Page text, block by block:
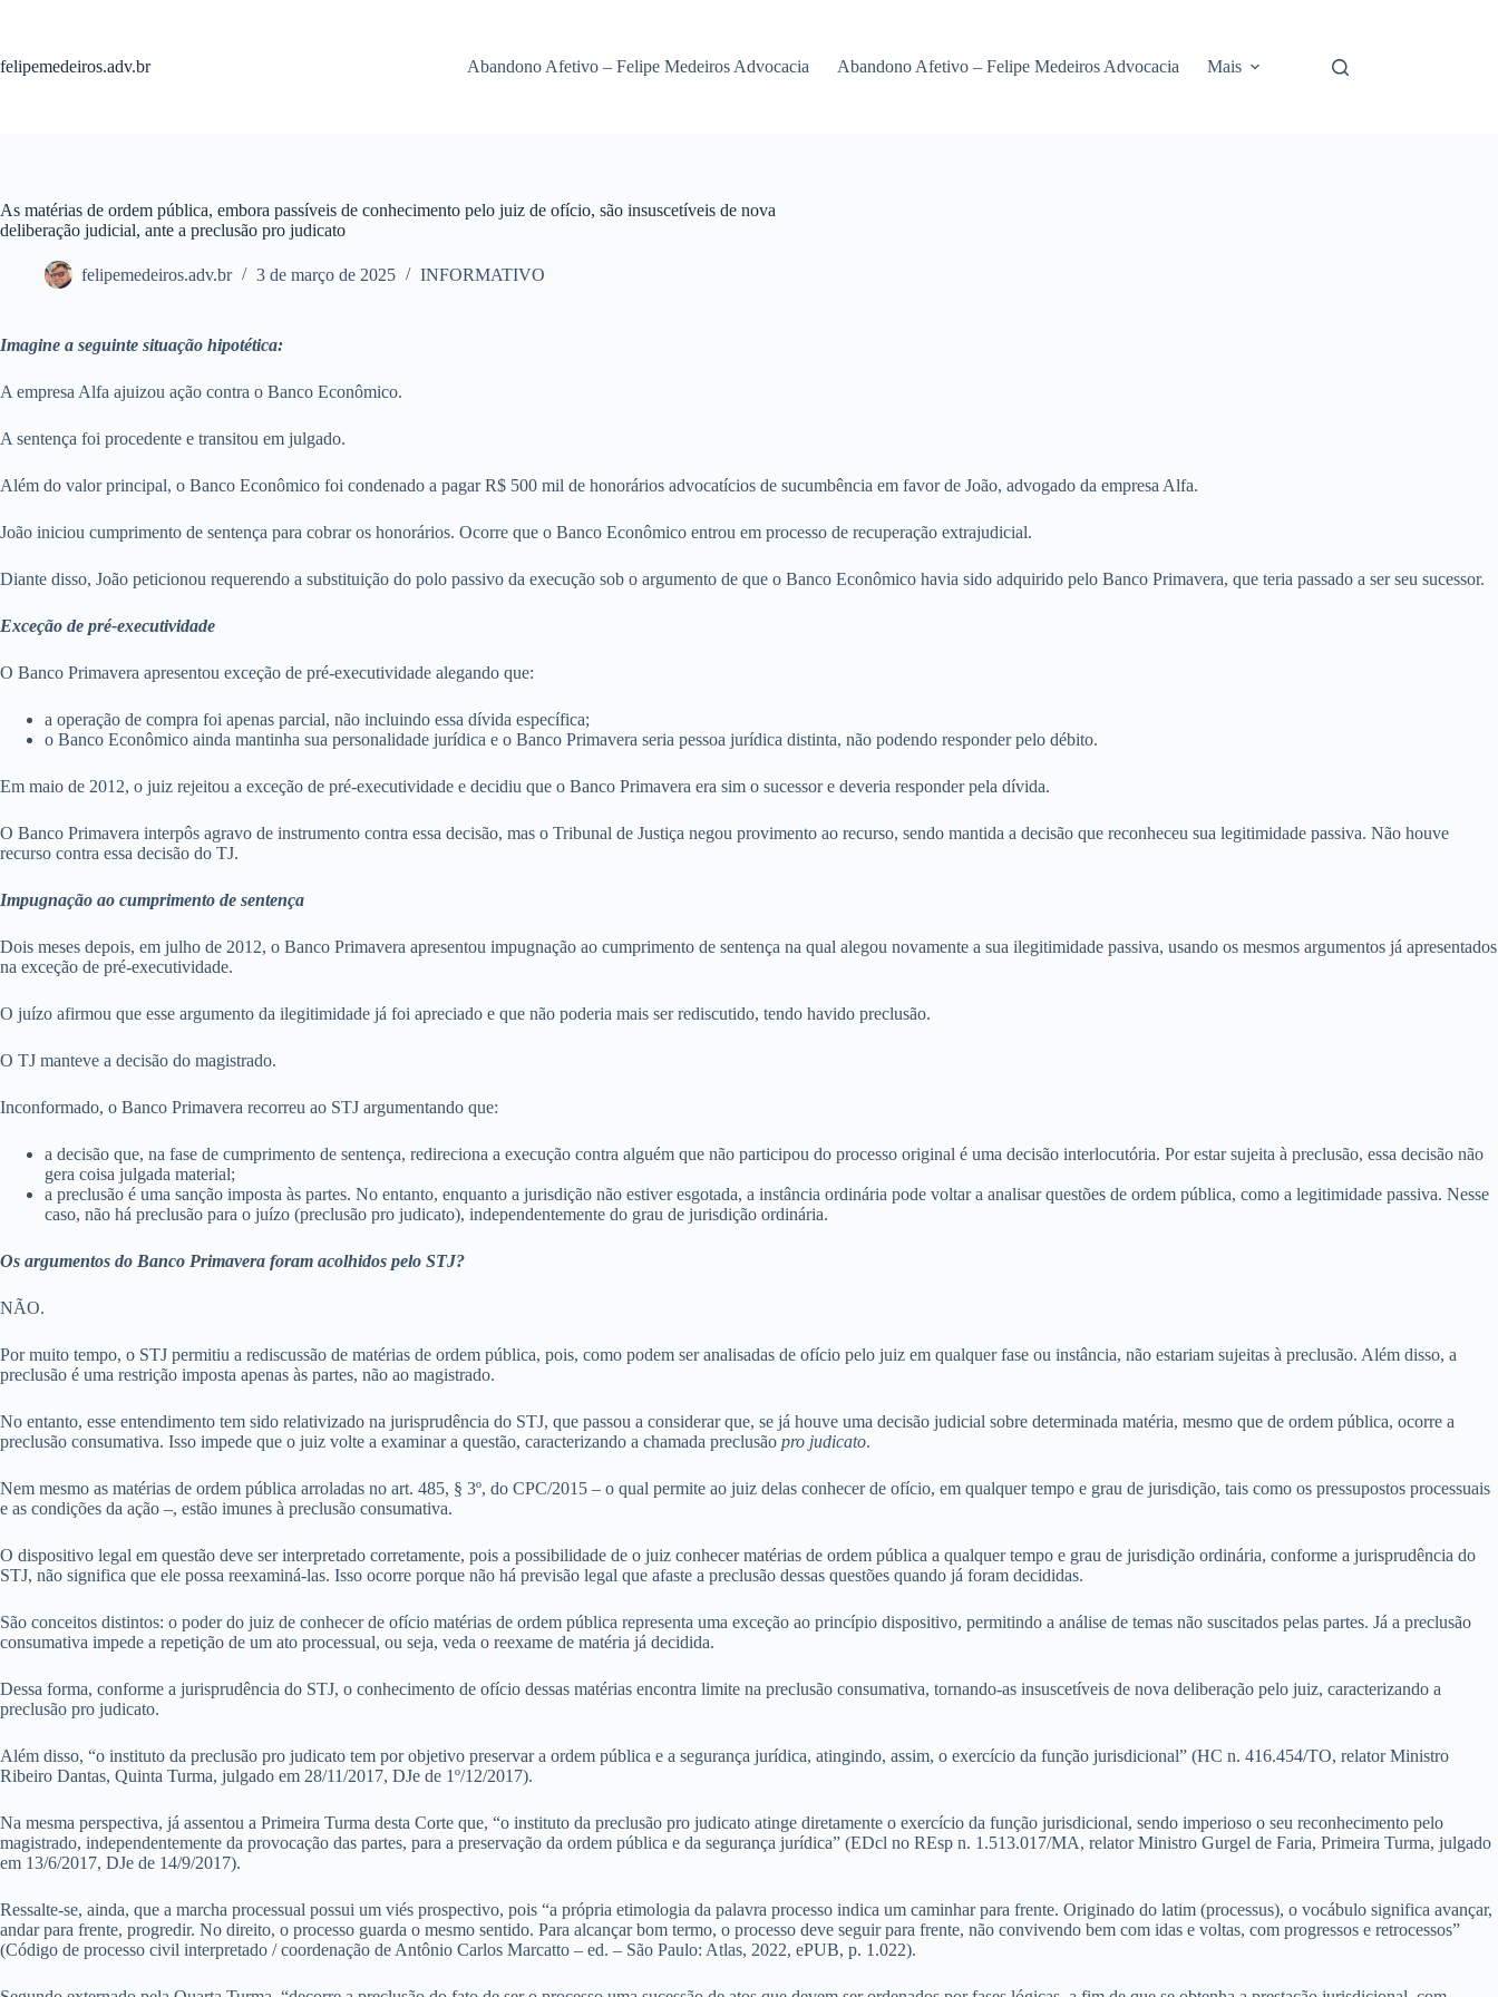
conteúdo
felipemedeiros.adv.br Abandono Afetivo – Felipe Medeiros Advocacia Abandono Afetivo – Felipe Medeiros Advocacia Mais
As matérias de ordem pública, embora passíveis de conhecimento pelo juiz de ofício, são insuscetíveis de nova
deliberação judicial, ante a preclusão pro judicato
felipemedeiros.adv.br 3 de março de 2025 INFORMATIVO
Imagine a seguinte situação hipotética:
A empresa Alfa ajuizou ação contra o Banco Econômico.
A sentença foi procedente e transitou em julgado.
Além do valor principal, o Banco Econômico foi condenado a pagar R$ 500 mil de honorários advocatícios de sucumbência em favor de João, advogado da empresa Alfa.
João iniciou cumprimento de sentença para cobrar os honorários. Ocorre que o Banco Econômico entrou em processo de recuperação extrajudicial.
Diante disso, João peticionou requerendo a substituição do polo passivo da execução sob o argumento de que o Banco Econômico havia sido adquirido pelo Banco Primavera, que teria passado a ser seu sucessor.
Exceção de pré-executividade
O Banco Primavera apresentou exceção de pré-executividade alegando que:
a operação de compra foi apenas parcial, não incluindo essa dívida específica;
o Banco Econômico ainda mantinha sua personalidade jurídica e o Banco Primavera seria pessoa jurídica distinta, não podendo responder pelo débito.
Em maio de 2012, o juiz rejeitou a exceção de pré-executividade e decidiu que o Banco Primavera era sim o sucessor e deveria responder pela dívida.
O Banco Primavera interpôs agravo de instrumento contra essa decisão, mas o Tribunal de Justiça negou provimento ao recurso, sendo mantida a decisão que reconheceu sua legitimidade passiva. Não houve
recurso contra essa decisão do TJ.
Impugnação ao cumprimento de sentença
Dois meses depois, em julho de 2012, o Banco Primavera apresentou impugnação ao cumprimento de sentença na qual alegou novamente a sua ilegitimidade passiva, usando os mesmos argumentos já apresentados
na exceção de pré-executividade.
O juízo afirmou que esse argumento da ilegitimidade já foi apreciado e que não poderia mais ser rediscutido, tendo havido preclusão.
O TJ manteve a decisão do magistrado.
Inconformado, o Banco Primavera recorreu ao STJ argumentando que:
a decisão que, na fase de cumprimento de sentença, redireciona a execução contra alguém que não participou do processo original é uma decisão interlocutória. Por estar sujeita à preclusão, essa decisão não
gera coisa julgada material;
a preclusão é uma sanção imposta às partes. No entanto, enquanto a jurisdição não estiver esgotada, a instância ordinária pode voltar a analisar questões de ordem pública, como a legitimidade passiva. Nesse
caso, não há preclusão para o juízo (preclusão pro judicato), independentemente do grau de jurisdição ordinária.
Os argumentos do Banco Primavera foram acolhidos pelo STJ?
NÃO.
Por muito tempo, o STJ permitiu a rediscussão de matérias de ordem pública, pois, como podem ser analisadas de ofício pelo juiz em qualquer fase ou instância, não estariam sujeitas à preclusão. Além disso, a
preclusão é uma restrição imposta apenas às partes, não ao magistrado.
No entanto, esse entendimento tem sido relativizado na jurisprudência do STJ, que passou a considerar que, se já houve uma decisão judicial sobre determinada matéria, mesmo que de ordem pública, ocorre a
preclusão consumativa. Isso impede que o juiz volte a examinar a questão, caracterizando a chamada preclusão pro judicato.
Nem mesmo as matérias de ordem pública arroladas no art. 485, § 3º, do CPC/2015 – o qual permite ao juiz delas conhecer de ofício, em qualquer tempo e grau de jurisdição, tais como os pressupostos processuais
e as condições da ação –, estão imunes à preclusão consumativa.
O dispositivo legal em questão deve ser interpretado corretamente, pois a possibilidade de o juiz conhecer matérias de ordem pública a qualquer tempo e grau de jurisdição ordinária, conforme a jurisprudência do
STJ, não significa que ele possa reexaminá-las. Isso ocorre porque não há previsão legal que afaste a preclusão dessas questões quando já foram decididas.
São conceitos distintos: o poder do juiz de conhecer de ofício matérias de ordem pública representa uma exceção ao princípio dispositivo, permitindo a análise de temas não suscitados pelas partes. Já a preclusão
consumativa impede a repetição de um ato processual, ou seja, veda o reexame de matéria já decidida.
Dessa forma, conforme a jurisprudência do STJ, o conhecimento de ofício dessas matérias encontra limite na preclusão consumativa, tornando-as insuscetíveis de nova deliberação pelo juiz, caracterizando a
preclusão pro judicato.
Além disso, “o instituto da preclusão pro judicato tem por objetivo preservar a ordem pública e a segurança jurídica, atingindo, assim, o exercício da função jurisdicional” (HC n. 416.454/TO, relator Ministro
Ribeiro Dantas, Quinta Turma, julgado em 28/11/2017, DJe de 1º/12/2017).
Na mesma perspectiva, já assentou a Primeira Turma desta Corte que, “o instituto da preclusão pro judicato atinge diretamente o exercício da função jurisdicional, sendo imperioso o seu reconhecimento pelo
magistrado, independentemente da provocação das partes, para a preservação da ordem pública e da segurança jurídica” (EDcl no REsp n. 1.513.017/MA, relator Ministro Gurgel de Faria, Primeira Turma, julgado
em 13/6/2017, DJe de 14/9/2017).
Ressalte-se, ainda, que a marcha processual possui um viés prospectivo, pois “a própria etimologia da palavra processo indica um caminhar para frente. Originado do latim (processus), o vocábulo significa avançar,
andar para frente, progredir. No direito, o processo guarda o mesmo sentido. Para alcançar bom termo, o processo deve seguir para frente, não convivendo bem com idas e voltas, com progressos e retrocessos”
(Código de processo civil interpretado / coordenação de Antônio Carlos Marcatto – ed. – São Paulo: Atlas, 2022, ePUB, p. 1.022).